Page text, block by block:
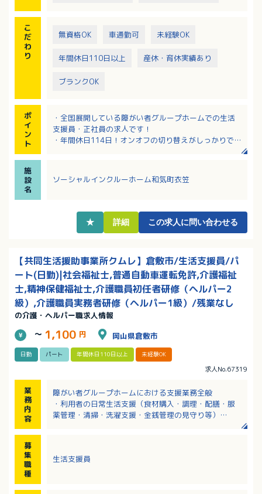
こ
だ
わ
り
無資格OK 車通勤可 未経験OK
年間休日110日以上 産休・育休実績あり
ブランクOK
ポ
イ
ン
ト
・全国展開している障がい者グループホームでの生活
支援員・正社員の求人です！
・年間休日114日！オンオフの切り替えがしっかりでき
・幅広い年齢のスタッフが活躍中！定年70歳で長く安
施
設
名
ソーシャルインクルーホーム和気町衣笠
★ 詳細 この求人に問い合わせる
【共同生活援助事業所クムレ】倉敷市/生活支援員/パ
ート(日勤)|社会福祉士,普通自動車運転免許,介護福祉
士,精神保健福祉士,介護職員初任者研修（ヘルパー2
級）,介護職員実務者研修（ヘルパー1級）/残業なし
の介護・ヘルパー職求人情報
～ 1,100 円 岡山県倉敷市
日勤 パート 年間休日110日以上 未経験OK
求人No.67319
業
務
内
容
障がい者グループホームにおける支援業務全般
・利用者の日常生活支援（食材購入・調理・配膳・服
薬管理・清掃・洗濯支援・金銭管理の見守り等）
募
集
職
種
生活支援員